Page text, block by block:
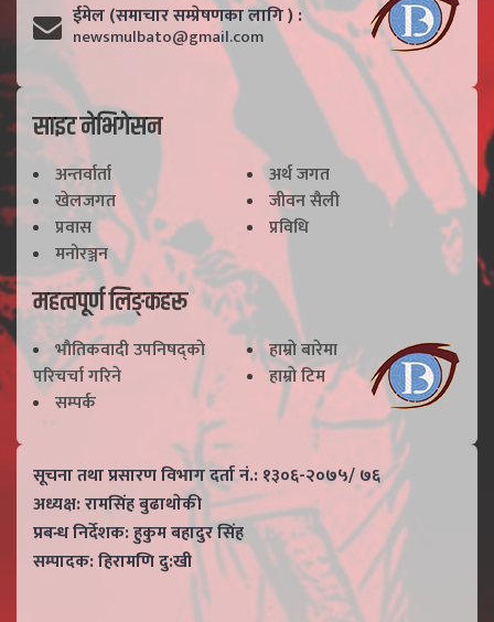
ईमेल (समाचार सम्प्रेषणका लागि ) :
newsmulbato@gmail.com
साइट नेभिगेसन
अन्तर्वार्ता
अर्थ जगत
खेलजगत
जीवन सैली
प्रवास
प्रविधि
मनोरञ्जन
महत्वपूर्ण लिङ्कहरू
भाैतिकवादी उपनिषद्काे
परिचर्चा गरिने
हाम्राे बारेमा
हाम्राे टिम
सम्पर्क
सूचना तथा प्रसारण विभाग दर्ता नं.: १३०६-२०७५/ ७६
अध्यक्ष: रामसिंह बुढाथाेकी
प्रबन्ध निर्देशक: हुकुम बहादुर सिंह
सम्पादक: हिरामणि दु:खी